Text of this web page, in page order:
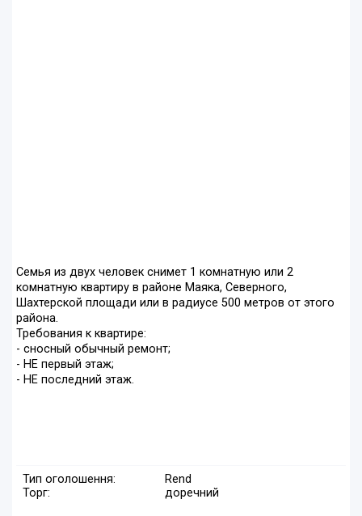
Семья из двух человек снимет 1 комнатную или 2
комнатную квартиру в районе Маяка, Северного,
Шахтерской площади или в радиусе 500 метров от этого
района.
Требования к квартире:
- сносный обычный ремонт;
- НЕ первый этаж;
- НЕ последний этаж.
Тип оголошення:
Rend
Торг:
доречний